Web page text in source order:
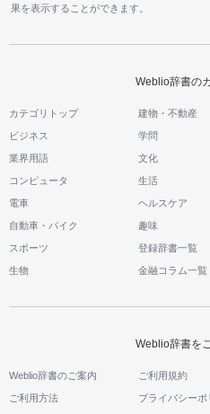
果を表示することができます。
Weblio辞書の
カテゴリトップ 建物・不動産
ビジネス 学問
業界用語 文化
コンピュータ 生活
電車 ヘルスケア
自動車・バイク 趣味
スポーツ 登録辞書一覧
生物 金融コラム一覧
Weblio辞書を
Weblio辞書のご案内 ご利用規約
ご利用方法 プライバシーポ